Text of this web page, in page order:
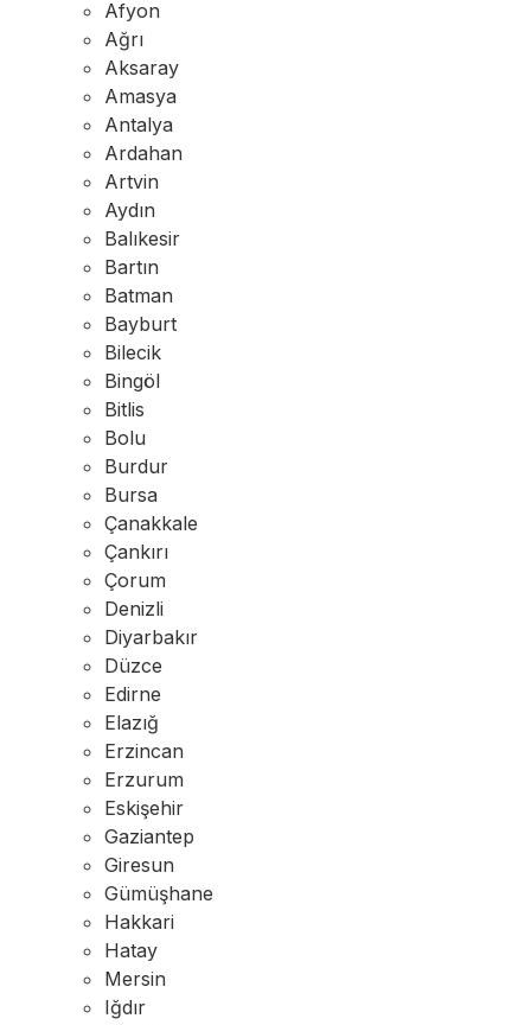
Afyon
Ağrı
Aksaray
Amasya
Antalya
Ardahan
Artvin
Aydın
Balıkesir
Bartın
Batman
Bayburt
Bilecik
Bingöl
Bitlis
Bolu
Burdur
Bursa
Çanakkale
Çankırı
Çorum
Denizli
Diyarbakır
Düzce
Edirne
Elazığ
Erzincan
Erzurum
Eskişehir
Gaziantep
Giresun
Gümüşhane
Hakkari
Hatay
Mersin
Iğdır